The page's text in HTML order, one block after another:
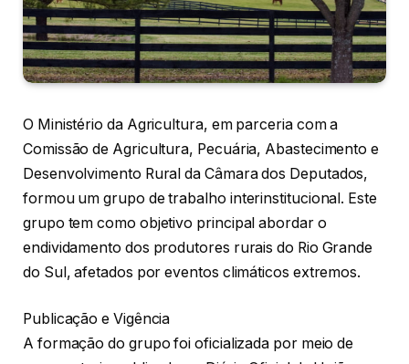
O Ministério da Agricultura, em parceria com a
Comissão de Agricultura, Pecuária, Abastecimento e
Desenvolvimento Rural da Câmara dos Deputados,
formou um grupo de trabalho interinstitucional. Este
grupo tem como objetivo principal abordar o
endividamento dos produtores rurais do Rio Grande
do Sul, afetados por eventos climáticos extremos.
Publicação e Vigência
A formação do grupo foi oficializada por meio de